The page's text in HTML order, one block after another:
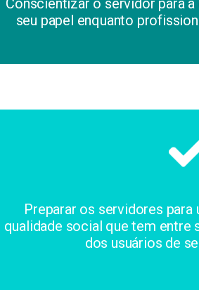
Conscientizar o servidor para
seu papel enquanto
Preparar os servidores para
qualidade social que tem entre
dos usuários de